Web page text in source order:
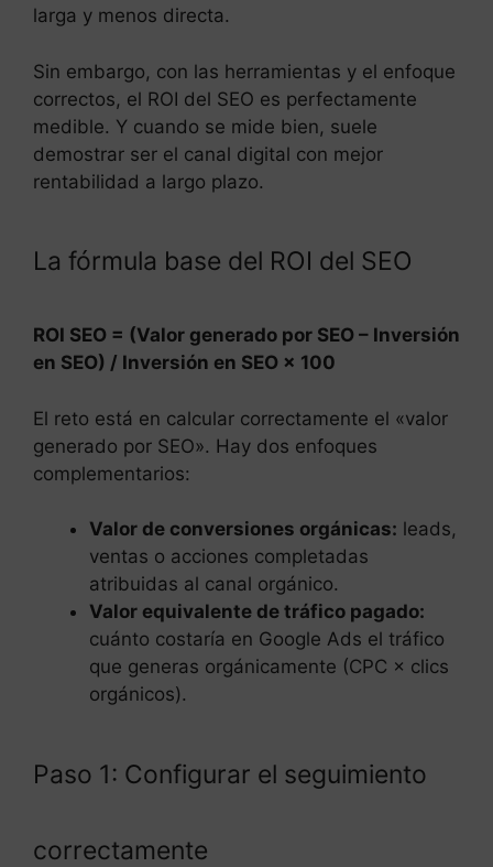
larga y menos directa.
Sin embargo, con las herramientas y el enfoque
correctos, el ROI del SEO es perfectamente
medible. Y cuando se mide bien, suele
demostrar ser el canal digital con mejor
rentabilidad a largo plazo.
La fórmula base del ROI del SEO
ROI SEO = (Valor generado por SEO – Inversión
en SEO) / Inversión en SEO × 100
El reto está en calcular correctamente el «valor
generado por SEO». Hay dos enfoques
complementarios:
Valor de conversiones orgánicas: leads,
ventas o acciones completadas
atribuidas al canal orgánico.
Valor equivalente de tráfico pagado:
cuánto costaría en Google Ads el tráfico
que generas orgánicamente (CPC × clics
orgánicos).
Paso 1: Configurar el seguimiento
correctamente